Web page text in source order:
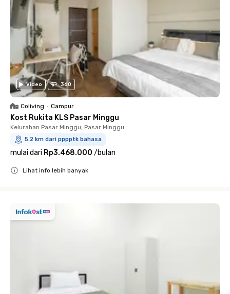
Video 360
Coliving • Campur
Kost Rukita KLS Pasar Minggu
Kelurahan Pasar Minggu, Pasar Minggu
5.2 km dari pppptk bahasa
mulai dari Rp3.468.000 /bulan
Lihat info lebih banyak